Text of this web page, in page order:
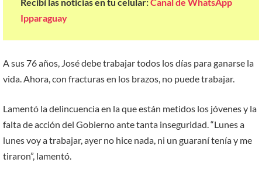
Ipparaguay
A sus 76 años, José debe trabajar todos los días para ganarse la
vida. Ahora, con fracturas en los brazos, no puede trabajar.
Lamentó la delincuencia en la que están metidos los jóvenes y la
falta de acción del Gobierno ante tanta inseguridad. “Lunes a
lunes voy a trabajar, ayer no hice nada, ni un guaraní tenía y me
tiraron”, lamentó.